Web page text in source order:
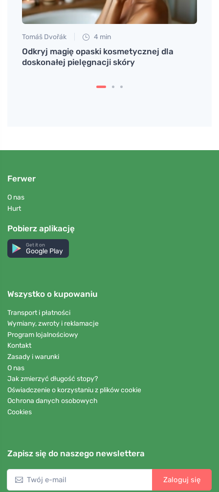
Tomáš Dvořák 4 min
Odkryj magię opaski kosmetycznej dla
doskonałej pielęgnacji skóry
Ferwer
O nas
Hurt
Pobierz aplikację
Get it on
Google Play
Wszystko o kupowaniu
Transport i płatności
Wymiany, zwroty i reklamacje
Program lojalnościowy
Kontakt
Zasady i warunki
O nas
Jak zmierzyć długość stopy?
Oświadczenie o korzystaniu z plików cookie
Ochrona danych osobowych
Cookies
Zapisz się do naszego newslettera
Zaloguj się